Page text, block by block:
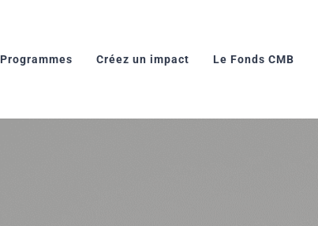
Programmes Créez un impact Le Fonds CMB